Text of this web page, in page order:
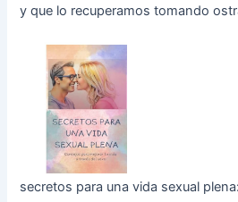
y que lo recuperamos tomando
secretos para una vida sexual